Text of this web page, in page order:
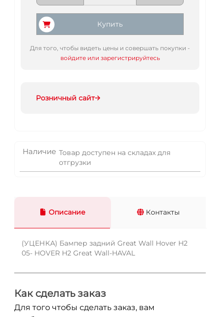
Купить
Для того, чтобы видеть цены и совершать покупки -
войдите или зарегистрируйтесь
Розничный сайт
Наличие Товар доступен на складах для
отгрузки
Описание Контакты
(УЦЕНКА) Бампер задний Great Wall Hover H2
05- HOVER H2 Great Wall-HAVAL
Как сделать заказ
Для того чтобы сделать заказ, вам